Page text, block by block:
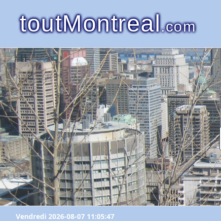
toutMontreal.com
Vendredi 2026-08-07 11:05:47